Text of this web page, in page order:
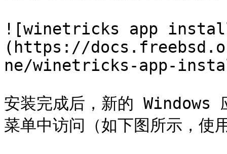
![winetricks app
(https://
ne/winetricks-app-
安装完成后，新的 Windows
菜单中访问（如下图所示，使